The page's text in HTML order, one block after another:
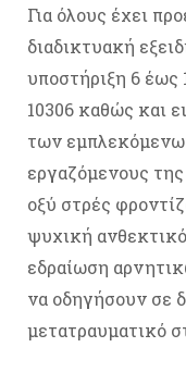
Για όλους έχει
διαδικτυακή
υποστήριξη 6
10306 καθώς και
των
εργαζόμενους
οξύ στρές
ψυχική
εδραίωση
να οδηγήσουν σε
μετατραυματικό